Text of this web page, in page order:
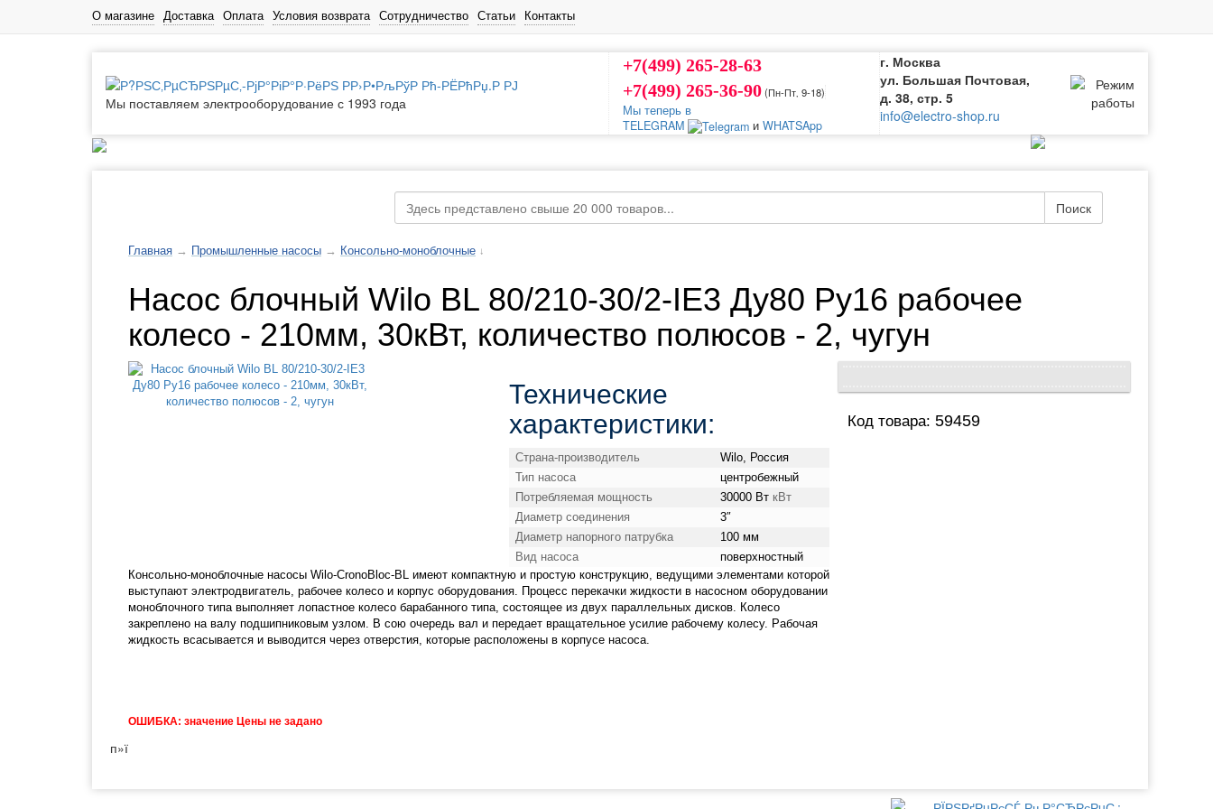
О магазине Доставка Оплата Условия возврата Сотрудничество Статьи Контакты
Мы поставляем электрооборудование с 1993 года
+7(499) 265-28-63
+7(499) 265-36-90(Пн-Пт‚ 9-18)
Мы теперь в
TELEGRAM
и WHATSApp
г. Москва
ул. Большая Почтовая,
д. 38, стр. 5
info@electro-shop.ru
Поиск
Главная → Промышленные насосы → Консольно-моноблочные ↓
Насос блочный Wilo BL 80/210-30/2-IE3 Ду80 Ру16 рабочее
колесо - 210мм, 30кВт, количество полюсов - 2, чугун
Технические
характеристики:
Страна-производитель
Wilo, Россия
Тип насоса
центробежный
Потребляемая мощность
30000 Вт кВт
Диаметр соединения
3″
Диаметр напорного патрубка
100 мм
Вид насоса
поверхностный
Консольно-моноблочные насосы Wilo-CronoBloc-BL имеют компактную и простую конструкцию, ведущими элементами которой
выступают электродвигатель, рабочее колесо и корпус оборудования. Процесс перекачки жидкости в насосном оборудовании
моноблочного типа выполняет лопастное колесо барабанного типа, состоящее из двух параллельных дисков. Колесо
закреплено на валу подшипниковым узлом. В сою очередь вал и передает вращательное усилие рабочему колесу. Рабочая
жидкость всасывается и выводится через отверстия, которые расположены в корпусе насоса.
Код товара: 59459
ОШИБКА: значение Цены не задано
п»ї